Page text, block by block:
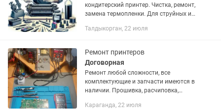
кондитерский принтер. Чистка, ремонт,
замена термопленки. Для струйных и
Калибровка, так же заправка
Талдыкорган, 22 июля
Ремонт принтеров
Договорная
Ремонт любой сложности, все
комплектующие и запчасти имеются в
наличии. Прошивка, расчиповка,
обнуление счётчика абсорбера, печати.
Караганда, 22 июля